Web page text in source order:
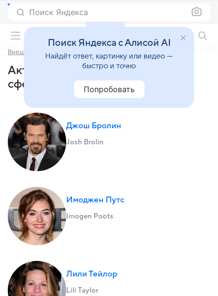
Поиск Яндекса
Внешние сферы
Актеры и роли сериала «Внешние
сферы» (2022)
Джош Бролин
Josh Brolin
Имоджен Путс
Imogen Poots
Лили Тейлор
Lili Taylor
Поиск Яндекса с Алисой AI
Найдёт ответ, картинку или видео —
быстро и точно
Попробовать